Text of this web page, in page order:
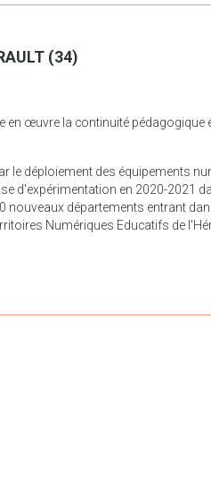
(34)
œuvre la continuité
le déploiement des équipements
d'expérimentation en 2020-2021
départements entrant
Numériques Educatifs de